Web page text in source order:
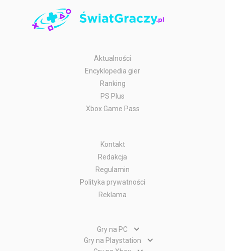
Aktualności
Encyklopedia gier
Ranking
PS Plus
Xbox Game Pass
Kontakt
Redakcja
Regulamin
Polityka prywatności
Reklama
Gry na PC
Gry PC
Gry na Playstation